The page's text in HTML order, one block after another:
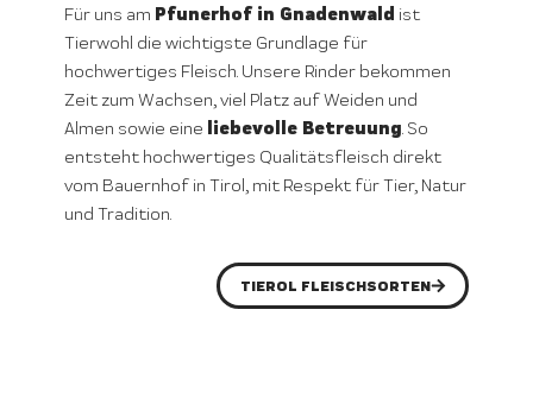
Für uns am Pfunerhof in Gnadenwald ist
Tierwohl die wichtigste Grundlage für
hochwertiges Fleisch. Unsere Rinder bekommen
Zeit zum Wachsen, viel Platz auf Weiden und
Almen sowie eine liebevolle Betreuung. So
entsteht hochwertiges Qualitätsfleisch direkt
vom Bauernhof in Tirol, mit Respekt für Tier, Natur
und Tradition.
TIEROL FLEISCHSORTEN